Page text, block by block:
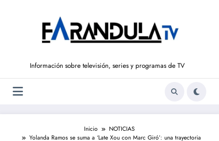
Información sobre televisión, series y programas de TV
Inicio
NOTICIAS
Yolanda Ramos se suma a ‘Late Xou con Marc Giró’: una trayectoria